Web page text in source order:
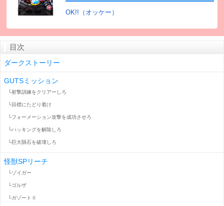
OK!!（オッケー）
目次
ダークストーリー
GUTSミッション
└射撃訓練をクリアーしろ
└目標にたどり着け
└フォーメーション攻撃を成功させろ
└ハッキングを解除しろ
└巨大隕石を破壊しろ
怪獣SPリーチ
└ゾイガー
└ゴルザ
└ガゾートⅡ